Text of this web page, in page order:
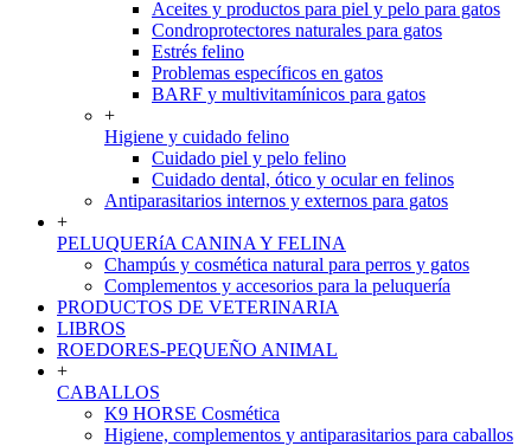
Aceites y productos para piel y pelo para gatos
Condroprotectores naturales para gatos
Estrés felino
Problemas específicos en gatos
BARF y multivitamínicos para gatos
+
Higiene y cuidado felino
Cuidado piel y pelo felino
Cuidado dental, ótico y ocular en felinos
Antiparasitarios internos y externos para gatos
+
PELUQUERíA CANINA Y FELINA
Champús y cosmética natural para perros y gatos
Complementos y accesorios para la peluquería
PRODUCTOS DE VETERINARIA
LIBROS
ROEDORES-PEQUEÑO ANIMAL
+
CABALLOS
K9 HORSE Cosmética
Higiene, complementos y antiparasitarios para caballos